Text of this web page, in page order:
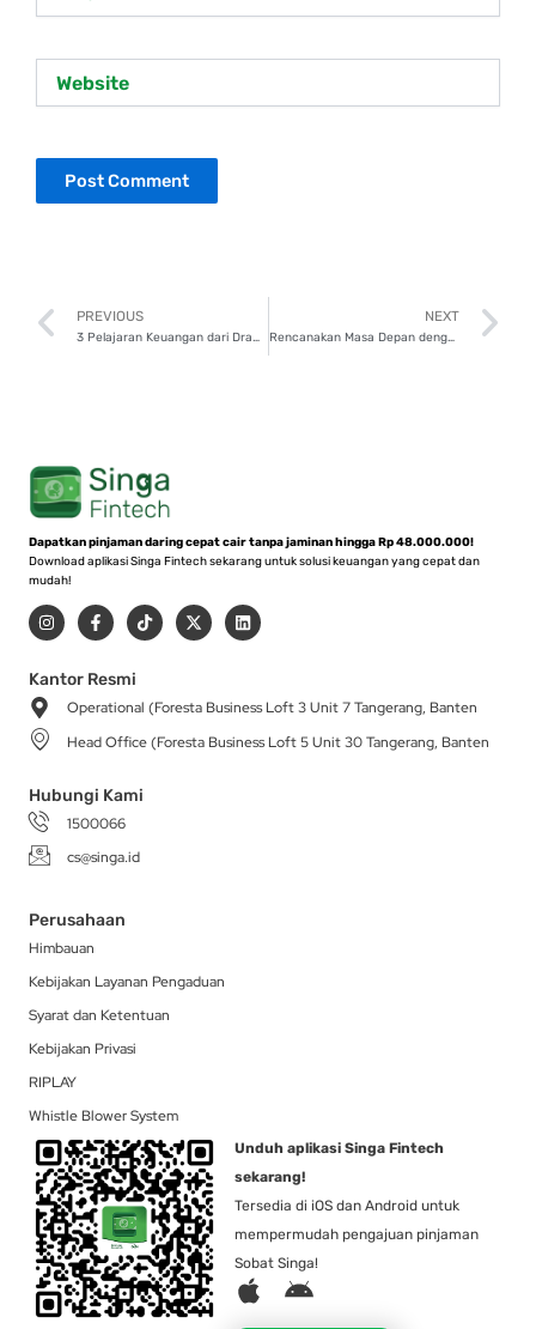
Prev
PREVIOUS
3 Pelajaran Keuangan dari Drama Korea “Queen of Tears, Sudah Tahu?
NEXT
Rencanakan Masa Depan dengan 5 Tips Cerdas Kelola Gaji
Dapatkan pinjaman daring cepat cair tanpa jaminan hingga Rp 48.000.000!
Download aplikasi Singa Fintech sekarang untuk solusi keuangan yang cepat dan
mudah!
I
n
s
a
g
r
a
m
F
a
c
b
o
-
T
i
k
X
-
t
t
r
L
i
n
i
Kantor Resmi
Operational (Foresta Business Loft 3 Unit 7 Tangerang, Banten
Head Office (Foresta Business Loft 5 Unit 30 Tangerang, Banten
Hubungi Kami
1500066
cs@singa.id
Perusahaan
Himbauan
Kebijakan Layanan Pengaduan
Syarat dan Ketentuan
Kebijakan Privasi
RIPLAY
Whistle Blower System
Unduh aplikasi Singa Fintech
sekarang!
Tersedia di iOS dan Android untuk
mempermudah pengajuan pinjaman
Sobat Singa!
A
A